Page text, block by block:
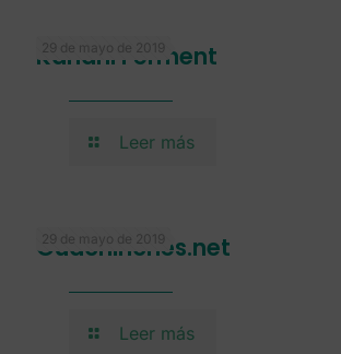
29 de mayo de 2019
Kanarii Ferment
Leer más
29 de mayo de 2019
Guachinches.net
Leer más